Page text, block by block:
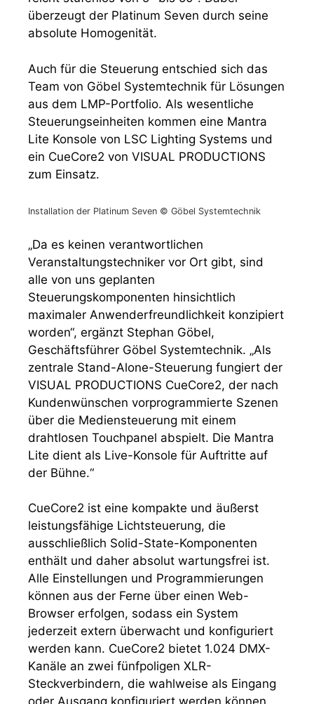
überzeugt der Platinum Seven durch seine
absolute Homogenität.
Auch für die Steuerung entschied sich das
Team von Göbel Systemtechnik für Lösungen
aus dem LMP-Portfolio. Als wesentliche
Steuerungseinheiten kommen eine Mantra
Lite Konsole von LSC Lighting Systems und
ein CueCore2 von VISUAL PRODUCTIONS
zum Einsatz.
Installation der Platinum Seven © Göbel Systemtechnik
„Da es keinen verantwortlichen
Veranstaltungstechniker vor Ort gibt, sind
alle von uns geplanten
Steuerungskomponenten hinsichtlich
maximaler Anwenderfreundlichkeit konzipiert
worden“, ergänzt Stephan Göbel,
Geschäftsführer Göbel Systemtechnik. „Als
zentrale Stand-Alone-Steuerung fungiert der
VISUAL PRODUCTIONS CueCore2, der nach
Kundenwünschen vorprogrammierte Szenen
über die Mediensteuerung mit einem
drahtlosen Touchpanel abspielt. Die Mantra
Lite dient als Live-Konsole für Auftritte auf
der Bühne.“
CueCore2 ist eine kompakte und äußerst
leistungsfähige Lichtsteuerung, die
ausschließlich Solid-State-Komponenten
enthält und daher absolut wartungsfrei ist.
Alle Einstellungen und Programmierungen
können aus der Ferne über einen Web-
Browser erfolgen, sodass ein System
jederzeit extern überwacht und konfiguriert
werden kann. CueCore2 bietet 1.024 DMX-
Kanäle an zwei fünfpoligen XLR-
Steckverbindern, die wahlweise als Eingang
oder Ausgang konfiguriert werden können.